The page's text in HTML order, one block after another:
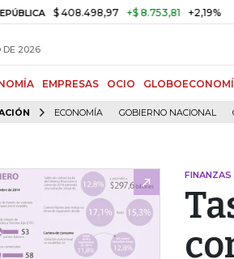
$ 408.498,97 +$ 8.753,81 +2,19% TASA
DE 2026
EMPRESAS OCIO
ECONOMÍA GOBIERNO NACIONAL
FINANZAS